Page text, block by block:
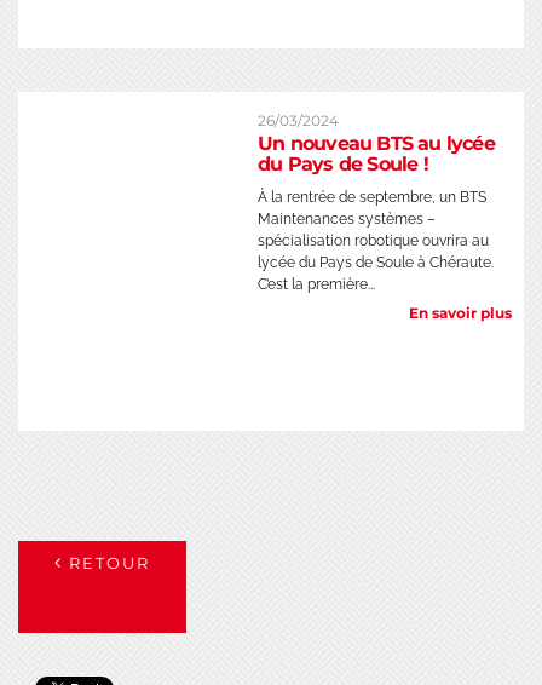
26/03/2024
Un nouveau BTS au lycée
du Pays de Soule !
À la rentrée de septembre, un BTS
Maintenances systèmes –
spécialisation robotique ouvrira au
lycée du Pays de Soule à Chéraute.
C’est la première...
En savoir plus
RETOUR